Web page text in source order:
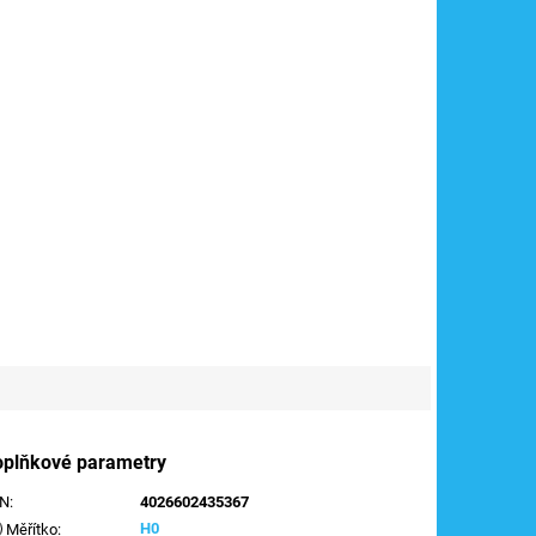
parametry
: 4026602435367
Měřítko: H0